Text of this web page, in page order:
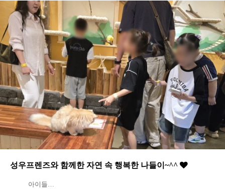
성우프렌즈와 함께한 자연 속 행복한 나들이~^^
아이들…